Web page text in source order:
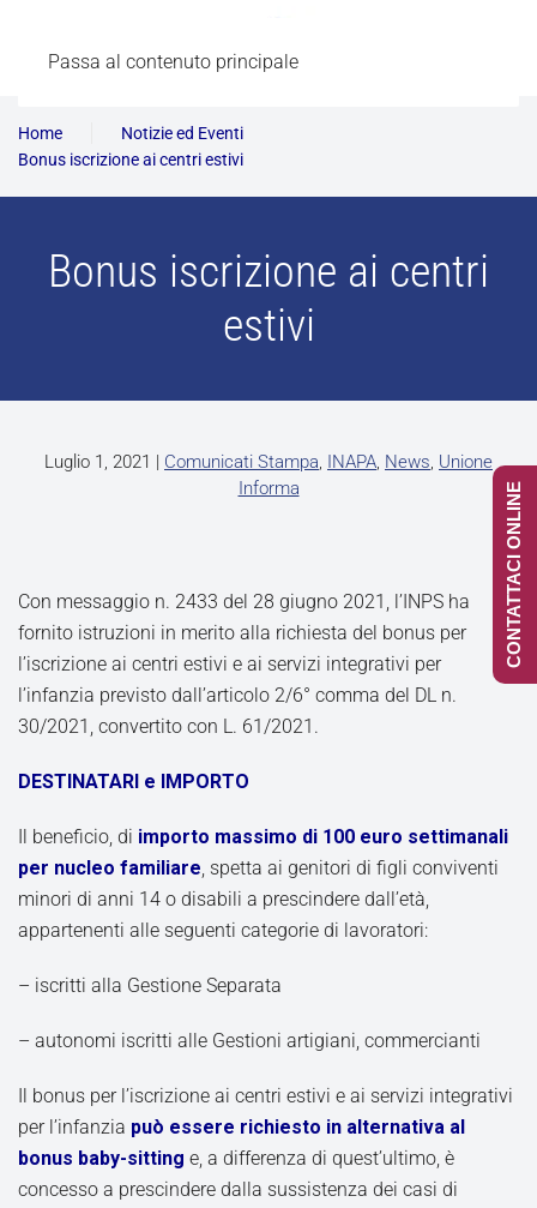
Passa al contenuto principale
Home
Notizie ed Eventi
Bonus iscrizione ai centri estivi
Bonus iscrizione ai centri
estivi
Luglio 1, 2021 | Comunicati Stampa, INAPA, News, Unione
Informa
Con messaggio n. 2433 del 28 giugno 2021, l’INPS ha
fornito istruzioni in merito alla richiesta del bonus per
l’iscrizione ai centri estivi e ai servizi integrativi per
l’infanzia previsto dall’articolo 2/6° comma del DL n.
30/2021, convertito con L. 61/2021.
DESTINATARI e IMPORTO
Il beneficio, di importo massimo di 100 euro settimanali
per nucleo familiare, spetta ai genitori di figli conviventi
minori di anni 14 o disabili a prescindere dall’età,
appartenenti alle seguenti categorie di lavoratori:
– iscritti alla Gestione Separata
– autonomi iscritti alle Gestioni artigiani, commercianti
Il bonus per l’iscrizione ai centri estivi e ai servizi integrativi
per l’infanzia può essere richiesto in alternativa al
bonus baby-sitting e, a differenza di quest’ultimo, è
concesso a prescindere dalla sussistenza dei casi di
CONTATTACI ONLINE